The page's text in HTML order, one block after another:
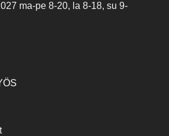
ma-pe 8-20, la 8-18, su 9-